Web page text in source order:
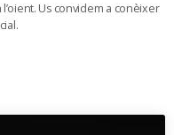
Us convidem a conèixer